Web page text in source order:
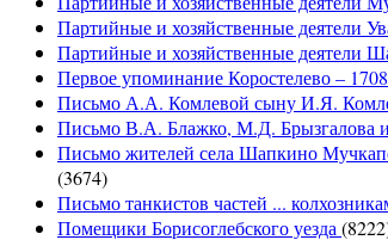
Партийные и хозяйственные деятели
Партийные и хозяйственные деятели
Первое упоминание Коростелево –
Письмо А.А. Комлевой сыну И.Я.
Письмо В.А. Блажко, М.Д. Брызгалова
Письмо жителей села Шапкино
(3674)
Письмо танкистов частей ...
Помещики Борисоглебского уезда